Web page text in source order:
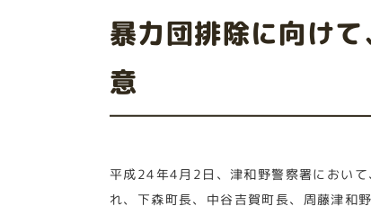
暴力団排除に向け
意
平成24年4月2日、津和野警察署におい
れ、下森町長、中谷吉賀町長、周藤津和